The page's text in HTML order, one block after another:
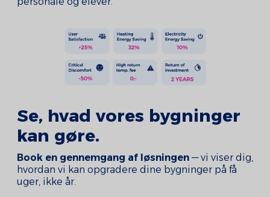
Se, hvad vores bygninger
kan gøre.
Book en gennemgang af løsningen — vi viser dig,
hvordan vi kan opgradere dine bygninger på få
uger, ikke år.